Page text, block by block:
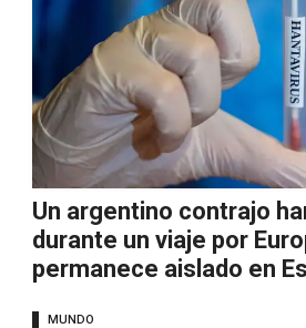
Un argentino contrajo
durante un viaje por
permanece aislado en
MUNDO